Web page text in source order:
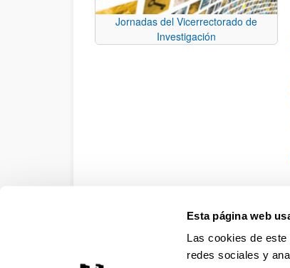
Esta página web
Las cookies de
redes sociales y
Jornadas del Vicerrectorado de
Investigación